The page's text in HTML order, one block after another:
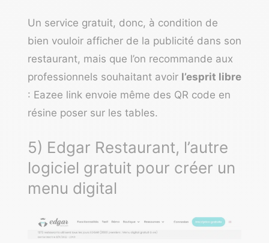
Un service gratuit, donc, à condition de
bien vouloir afficher de la publicité dans son
restaurant, mais que l’on recommande aux
professionnels souhaitant avoir l’esprit libre
: Eazee link envoie même des QR code en
résine poser sur les tables.
5) Edgar Restaurant, l’autre
logiciel gratuit pour créer un
menu digital